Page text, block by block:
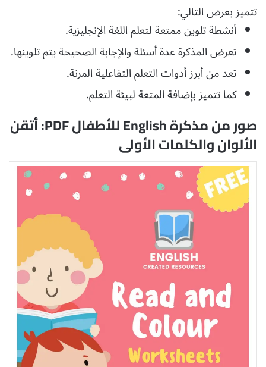
تتميز بعرض التالي:
أنشطة تلوين ممتعة لتعلم اللغة الإنجليزية.
تعرض المذكرة عدة أسئلة والإجابة الصحيحة يتم تلوينها.
تعد من أبرز أدوات التعلم التفاعلية المرنة.
كما تتميز بإضافة المتعة لبيئة التعلم.
صور من مذكرة English للأطفال PDF: أتقن
الألوان والكلمات الأولى